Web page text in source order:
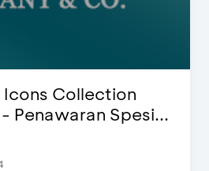
Blink Beauty
Special Bonus